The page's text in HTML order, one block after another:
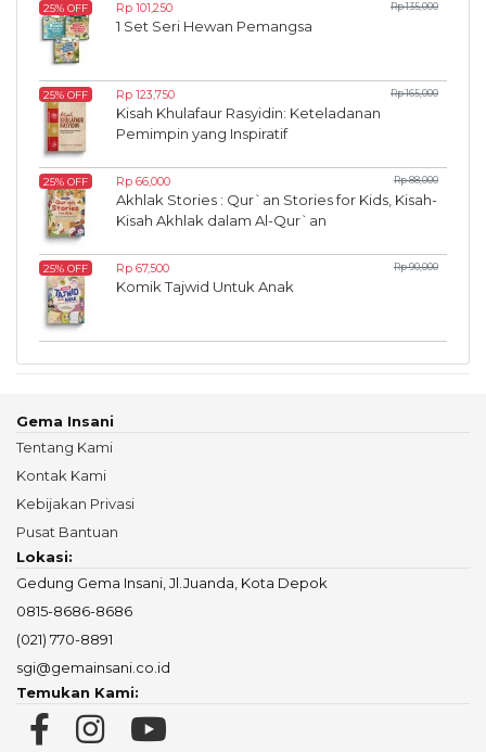
25% OFF Rp 101,250 Rp 135,000
1 Set Seri Hewan Pemangsa
25% OFF Rp 123,750 Rp 165,000
Kisah Khulafaur Rasyidin: Keteladanan
Pemimpin yang Inspiratif
25% OFF Rp 66,000 Rp 88,000
Akhlak Stories : Qur`an Stories for Kids, Kisah-
Kisah Akhlak dalam Al-Qur`an
25% OFF Rp 67,500 Rp 90,000
Komik Tajwid Untuk Anak
Gema Insani
Tentang Kami
Kontak Kami
Kebijakan Privasi
Pusat Bantuan
Lokasi:
Gedung Gema Insani, Jl.Juanda, Kota Depok
0815-8686-8686
(021) 770-8891
sgi@gemainsani.co.id
Temukan Kami: